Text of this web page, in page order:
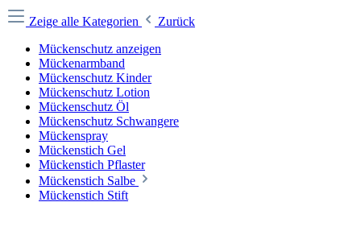
Zeige alle Kategorien
Zurück
Mückenschutz anzeigen
Mückenarmband
Mückenschutz Kinder
Mückenschutz Lotion
Mückenschutz Öl
Mückenschutz Schwangere
Mückenspray
Mückenstich Gel
Mückenstich Pflaster
Mückenstich Salbe
Mückenstich Stift